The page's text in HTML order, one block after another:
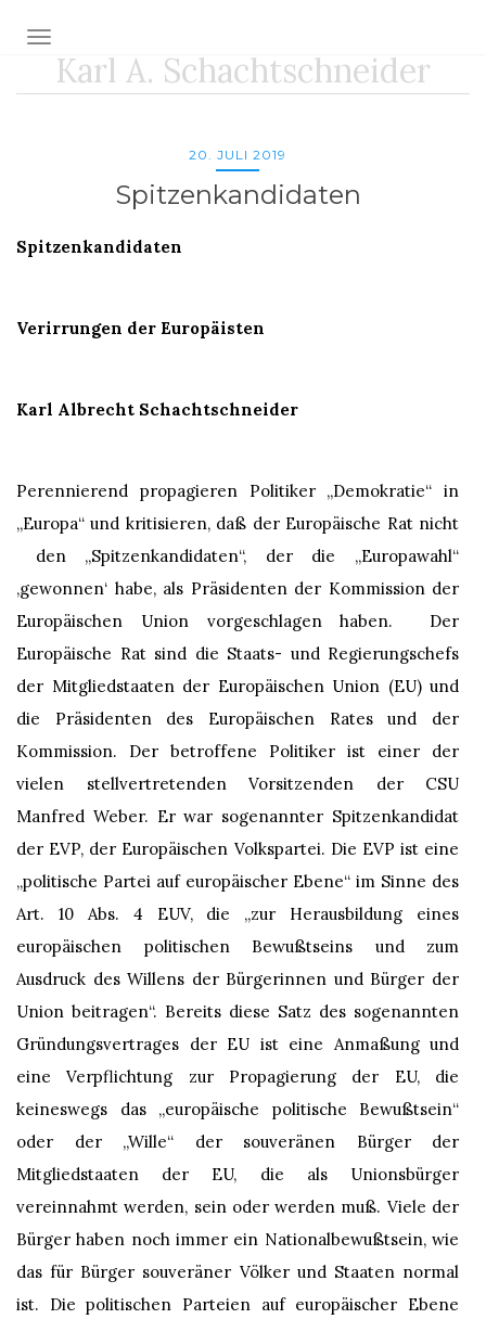
Toggle navigation
Karl A. Schachtschneider
20. JULI 2019
Spitzenkandidaten
Spitzenkandidaten
Verirrungen der Europäisten
Karl Albrecht Schachtschneider
Perennierend propagieren Politiker „Demokratie“ in
„Europa“ und kritisieren, daß der Europäische Rat nicht
den „Spitzenkandidaten“, der die „Europawahl“
‚gewonnen‘ habe, als Präsidenten der Kommission der
Europäischen Union vorgeschlagen haben. Der
Europäische Rat sind die Staats- und Regierungschefs
der Mitgliedstaaten der Europäischen Union (EU) und
die Präsidenten des Europäischen Rates und der
Kommission. Der betroffene Politiker ist einer der
vielen stellvertretenden Vorsitzenden der CSU
Manfred Weber. Er war sogenannter Spitzenkandidat
der EVP, der Europäischen Volkspartei. Die EVP ist eine
„politische Partei auf europäischer Ebene“ im Sinne des
Art. 10 Abs. 4 EUV, die „zur Herausbildung eines
europäischen politischen Bewußtseins und zum
Ausdruck des Willens der Bürgerinnen und Bürger der
Union beitragen“. Bereits diese Satz des sogenannten
Gründungsvertrages der EU ist eine Anmaßung und
eine Verpflichtung zur Propagierung der EU, die
keineswegs das „europäische politische Bewußtsein“
oder der „Wille“ der souveränen Bürger der
Mitgliedstaaten der EU, die als Unionsbürger
vereinnahmt werden, sein oder werden muß. Viele der
Bürger haben noch immer ein Nationalbewußtsein, wie
das für Bürger souveräner Völker und Staaten normal
ist. Die politischen Parteien auf europäischer Ebene